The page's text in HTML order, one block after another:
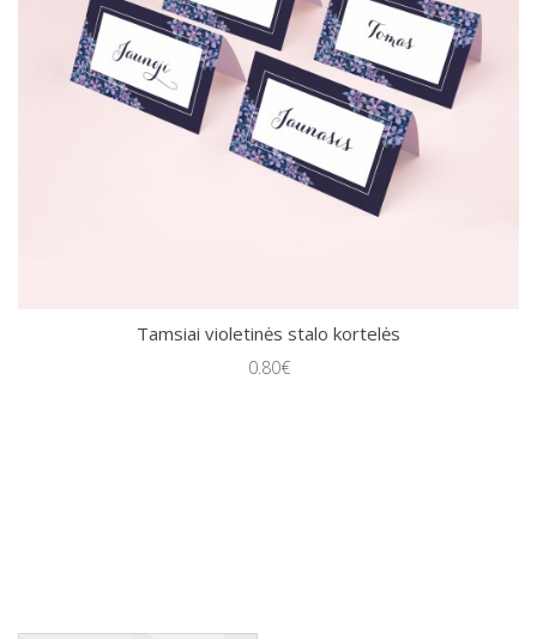
Tamsiai violetinės stalo kortelės
0.80€